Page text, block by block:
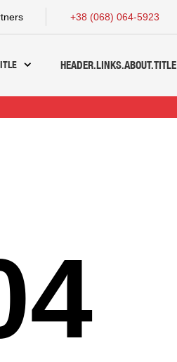
+38 (068) 064-5923
HEADER.LINKS.ABOUT.TITLE